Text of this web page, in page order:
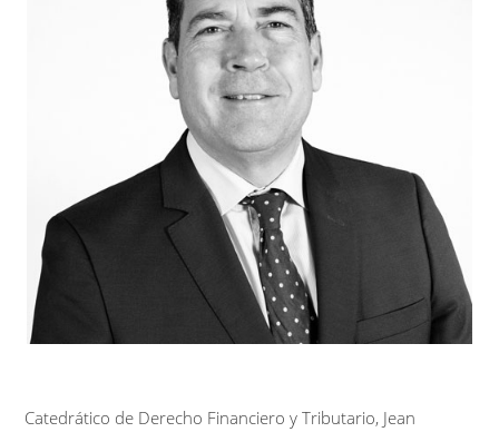
Catedrático de Derecho Financiero y Tributario, Jean